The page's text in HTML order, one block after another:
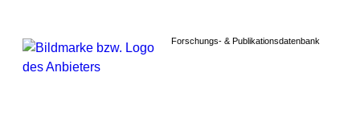
Forschungs- & Publikationsdatenbank